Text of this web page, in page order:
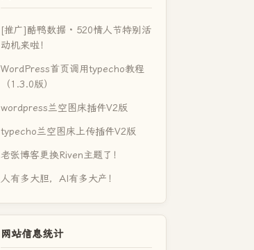
[推广]酷鸭数据 · 520情人节特别活
动机来啦！
WordPress首页调用typecho教程
（1.3.0版）
wordpress兰空图床插件V2版
typecho兰空图床上传插件V2版
老张博客更换Riven主题了！
人有多大胆，AI有多大产！
网站信息统计